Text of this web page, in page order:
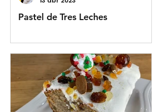
Pastel de Tres Leches